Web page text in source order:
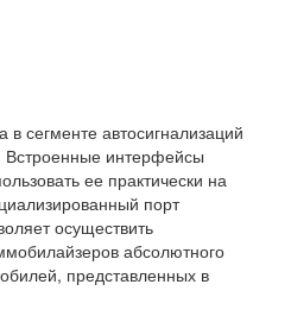
в сегменте автосигнализаций
Встроенные интерфейсы
ее практически на
порт
осуществить
абсолютного
представленных в